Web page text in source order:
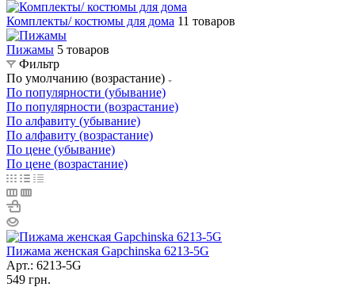
Комплекты/ костюмы для дома 11 товаров
Пижамы 5 товаров
Фильтр
По умолчанию (возрастание)
По популярности (убывание)
По популярности (возрастание)
По алфавиту (убывание)
По алфавиту (возрастание)
По цене (убывание)
По цене (возрастание)
Пижама женская Gapchinska 6213-5G
Арт.: 6213-5G
549 грн.